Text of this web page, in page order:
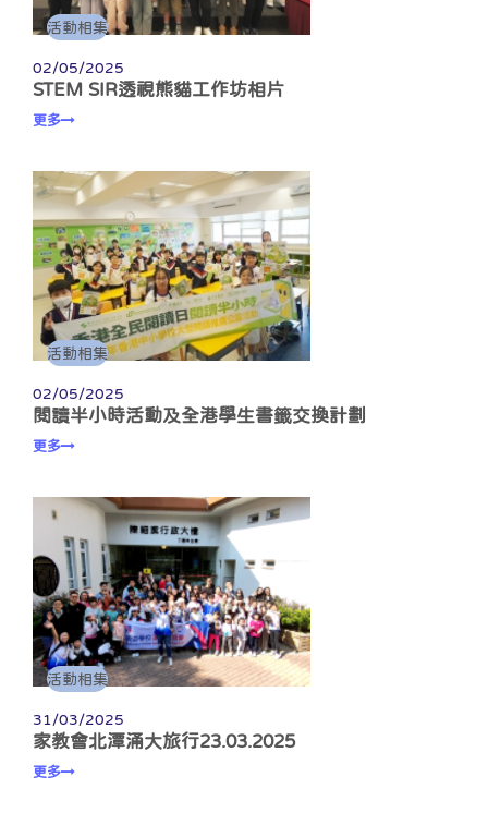
活動相集
02/05/2025
STEM SIR透視熊貓工作坊相片
更多
活動相集
02/05/2025
閱讀半小時活動及全港學生書籤交換計劃
更多
活動相集
31/03/2025
家教會北潭涌大旅行23.03.2025
更多